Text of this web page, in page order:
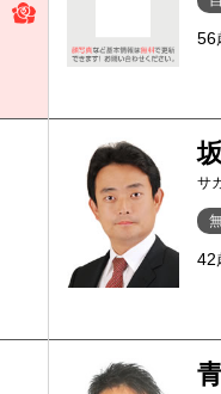
56
サ
42